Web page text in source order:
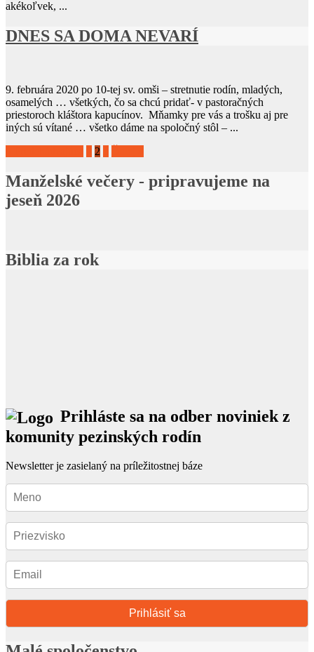
akékoľvek, ...
DNES SA DOMA NEVARÍ
9. februára 2020 po 10-tej sv. omši – stretnutie rodín, mladých,
osamelých … všetkých, čo sa chcú pridať- v pastoračných
priestoroch kláštora kapucínov. Mňamky pre vás a trošku aj pre
iných sú vítané … všetko dáme na spoločný stôl – ...
2
Manželské večery - pripravujeme na
jeseň 2026
Biblia za rok
Prihláste sa na odber noviniek z
komunity pezinských rodín
Newsletter je zasielaný na príležitostnej báze
Prihlásiť sa